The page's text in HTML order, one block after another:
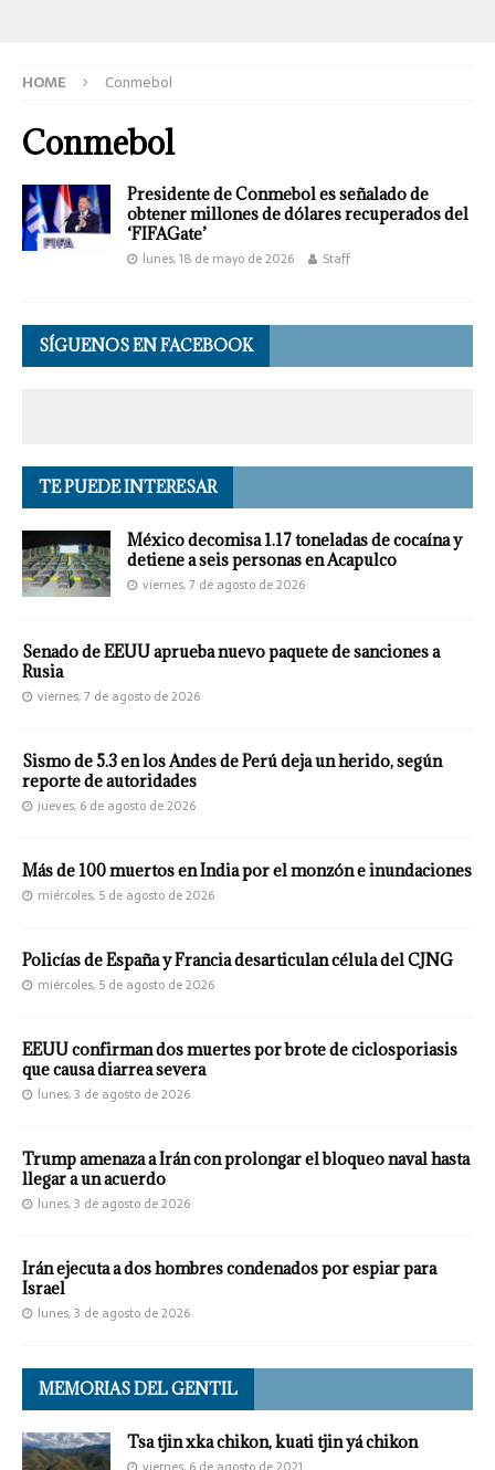
HOME Conmebol
Conmebol
Presidente de Conmebol es señalado de
obtener millones de dólares recuperados del
‘FIFAGate’
lunes, 18 de mayo de 2026 Staff
SÍGUENOS EN FACEBOOK
TE PUEDE INTERESAR
México decomisa 1.17 toneladas de cocaína y
detiene a seis personas en Acapulco
viernes, 7 de agosto de 2026
Senado de EEUU aprueba nuevo paquete de sanciones a
Rusia
viernes, 7 de agosto de 2026
Sismo de 5.3 en los Andes de Perú deja un herido, según
reporte de autoridades
jueves, 6 de agosto de 2026
Más de 100 muertos en India por el monzón e inundaciones
miércoles, 5 de agosto de 2026
Policías de España y Francia desarticulan célula del CJNG
miércoles, 5 de agosto de 2026
EEUU confirman dos muertes por brote de ciclosporiasis
que causa diarrea severa
lunes, 3 de agosto de 2026
Trump amenaza a Irán con prolongar el bloqueo naval hasta
llegar a un acuerdo
lunes, 3 de agosto de 2026
Irán ejecuta a dos hombres condenados por espiar para
Israel
lunes, 3 de agosto de 2026
MEMORIAS DEL GENTIL
Tsa tjin xka chikon, kuati tjin yá chikon